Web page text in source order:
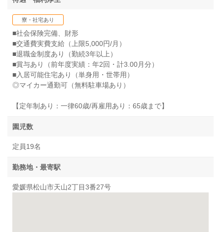
寮・社宅あり
■社会保険完備、財形
■交通費実費支給（上限5,000円/月）
■退職金制度あり（勤続3年以上）
■賞与あり（前年度実績：年2回・計3.00月分）
■入居可能住宅あり（単身用・世帯用）
◎マイカー通勤可（無料駐車場あり）
【定年制あり：一律60歳/再雇用あり：65歳まで】
園児数
定員19名
勤務地・最寄駅
愛媛県松山市天山2丁目3番27号